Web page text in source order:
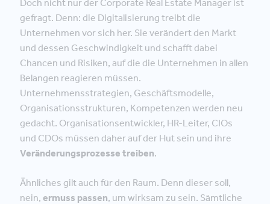
Doch nicht nur der Corporate Real Estate Manager ist
gefragt. Denn: die Digitalisierung treibt die
Unternehmen vor sich her. Sie verändert den Markt
und dessen Geschwindigkeit und schafft dabei
Chancen und Risiken, auf die die Unternehmen in allen
Belangen reagieren müssen.
Unternehmensstrategien, Geschäftsmodelle,
Organisationsstrukturen, Kompetenzen werden neu
gedacht. Organisationsentwickler, HR-Leiter, CIOs
und CDOs müssen daher auf der Hut sein und ihre
Veränderungsprozesse treiben.
Ähnliches gilt auch für den Raum. Denn dieser soll,
nein, ermuss passen, um wirksam zu sein. Sämtliche